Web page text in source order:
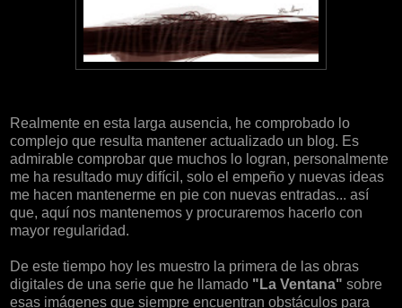
Realmente en esta larga ausencia, he comprobado lo
complejo que resulta mantener actualizado un blog. Es
admirable comprobar que muchos lo logran, personalmente
me ha resultado muy difícil, solo el empeño y nuevas ideas
me hacen mantenerme en pie con nuevas entradas... así
que, aquí nos mantenemos y procuraremos hacerlo con
mayor regularidad.
De este tiempo hoy les muestro la primera de las obras
digitales de una serie que he llamado "La Ventana" sobre
esas imágenes que siempre encuentran obstáculos para